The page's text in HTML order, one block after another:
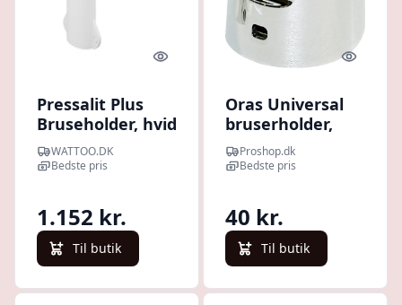
Quick look
Pressalit Plus
Bruseholder, hvid
WATTOO.DK
Bedste pris
1.152 kr.
Til butik
Quick
Oras Universal
bruserholder,
krom
Proshop.dk
Bedste pris
40 kr.
Til butik